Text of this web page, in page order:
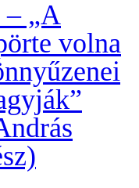
– „A
volna